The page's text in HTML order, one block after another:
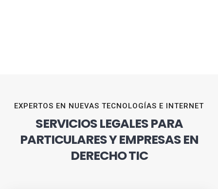
EXPERTOS EN NUEVAS TECNOLOGÍAS E INTERNET
SERVICIOS LEGALES PARA
PARTICULARES Y EMPRESAS EN
DERECHO TIC